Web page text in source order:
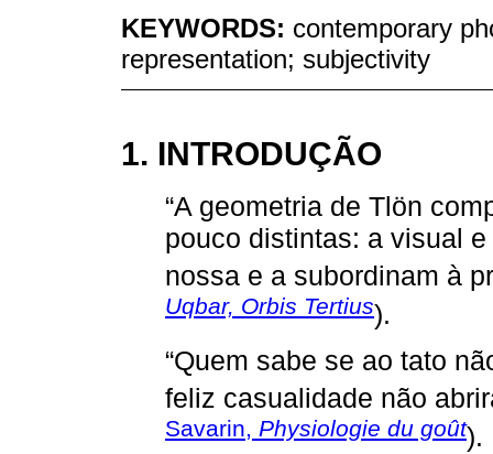
KEYWORDS: contemporary
representation; subjectivity
1. INTRODUÇÃO
“A geometria de Tlön
pouco distintas: a visual
nossa e a subordinam à
Uqbar, Orbis Tertius).
“Quem sabe se ao tato
feliz casualidade não
Savarin, Physiologie du goût).